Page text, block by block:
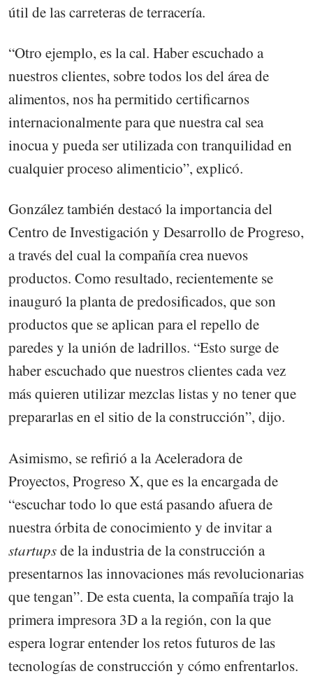
útil de las carreteras de terracería.
“Otro ejemplo, es la cal. Haber escuchado a
nuestros clientes, sobre todos los del área de
alimentos, nos ha permitido certificarnos
internacionalmente para que nuestra cal sea
inocua y pueda ser utilizada con tranquilidad en
cualquier proceso alimenticio”, explicó.
González también destacó la importancia del
Centro de Investigación y Desarrollo de Progreso,
a través del cual la compañía crea nuevos
productos. Como resultado, recientemente se
inauguró la planta de predosificados, que son
productos que se aplican para el repello de
paredes y la unión de ladrillos. “Esto surge de
haber escuchado que nuestros clientes cada vez
más quieren utilizar mezclas listas y no tener que
prepararlas en el sitio de la construcción”, dijo.
Asimismo, se refirió a la Aceleradora de
Proyectos, Progreso X, que es la encargada de
“escuchar todo lo que está pasando afuera de
nuestra órbita de conocimiento y de invitar a
startupsde la industria de la construcción a
presentarnos las innovaciones más revolucionarias
que tengan”. De esta cuenta, la compañía trajo la
primera impresora 3D a la región, con la que
espera lograr entender los retos futuros de las
tecnologías de construcción y cómo enfrentarlos.